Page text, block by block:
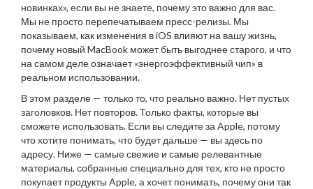
новинках», если вы не знаете, почему это важно для вас.
Мы не просто перепечатываем пресс-релизы. Мы
показываем, как изменения в iOS влияют на вашу жизнь,
почему новый MacBook может быть выгоднее старого, и что
на самом деле означает «энергоэффективный чип» в
реальном использовании.
В этом разделе — только то, что реально важно. Нет пустых
заголовков. Нет повторов. Только факты, которые вы
сможете использовать. Если вы следите за Apple, потому
что хотите понимать, что будет дальше — вы здесь по
адресу. Ниже — самые свежие и самые релевантные
материалы, собранные специально для тех, кто не просто
покупает продукты Apple, а хочет понимать, почему они так